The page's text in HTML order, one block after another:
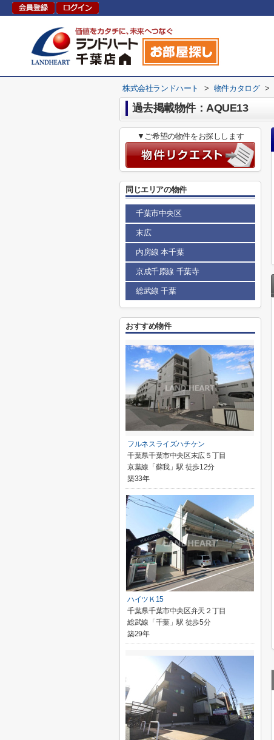
株式会社ランドハート > 物件カタログ >
過去掲載物件：AQUE13
▼ご希望の物件をお探しします
同じエリアの物件
千葉市中央区
末広
内房線 本千葉
京成千原線 千葉寺
総武線 千葉
おすすめ物件
フルネスライズハチケン
千葉県千葉市中央区末広５丁目
京葉線「蘇我」駅 徒歩12分
築33年
ハイツＫ15
千葉県千葉市中央区弁天２丁目
総武線「千葉」駅 徒歩5分
築29年